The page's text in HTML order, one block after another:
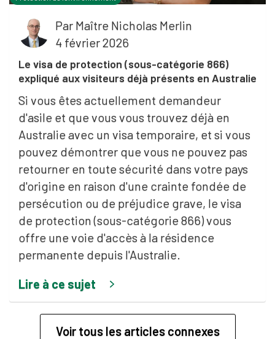
Par Maître Nicholas Merlin
4 février 2026
Le visa de protection (sous-catégorie 866)
expliqué aux visiteurs déjà présents en Australie
Si vous êtes actuellement demandeur
d'asile et que vous vous trouvez déjà en
Australie avec un visa temporaire, et si vous
pouvez démontrer que vous ne pouvez pas
retourner en toute sécurité dans votre pays
d'origine en raison d'une crainte fondée de
persécution ou de préjudice grave, le visa
de protection (sous-catégorie 866) vous
offre une voie d'accès à la résidence
permanente depuis l'Australie.
Lire à ce sujet
Voir tous les articles connexes